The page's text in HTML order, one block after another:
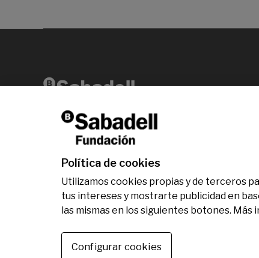
Av. Diagonal, 456 2ª planta 08006 Barcelona
Política de cookies
Utilizamos cookies propias y de terceros
tus intereses y mostrarte publicidad en
las mismas en los siguientes botones.
Configurar cookies